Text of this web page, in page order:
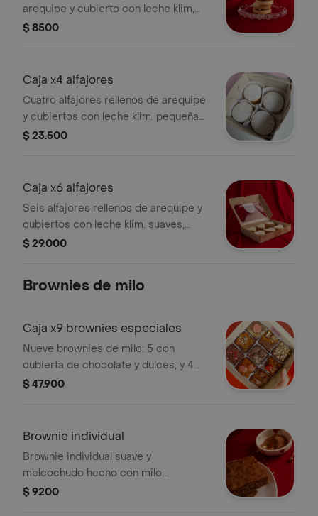
arequipe y cubierto con leche klim,
empacado en bolsita. perfecto para
$ 8500
Caja x4 alfajores
Cuatro alfajores rellenos de arequipe
y cubiertos con leche klim. pequeña
en tamaño, grande en sabor. ideal
$ 23.500
Caja x6 alfajores
Seis alfajores rellenos de arequipe y
cubiertos con leche klim. suaves,
frescos y con ese sabor que siempre
$ 29.000
Brownies de milo
Caja x9 brownies especiales
Nueve brownies de milo: 5 con
cubierta de chocolate y dulces, y 4
con arequipe y dulces. una caja llena
$ 47.900
Brownie individual
Brownie individual suave y
melcochudo hecho con milo.
Contiene 80g.
$ 9200